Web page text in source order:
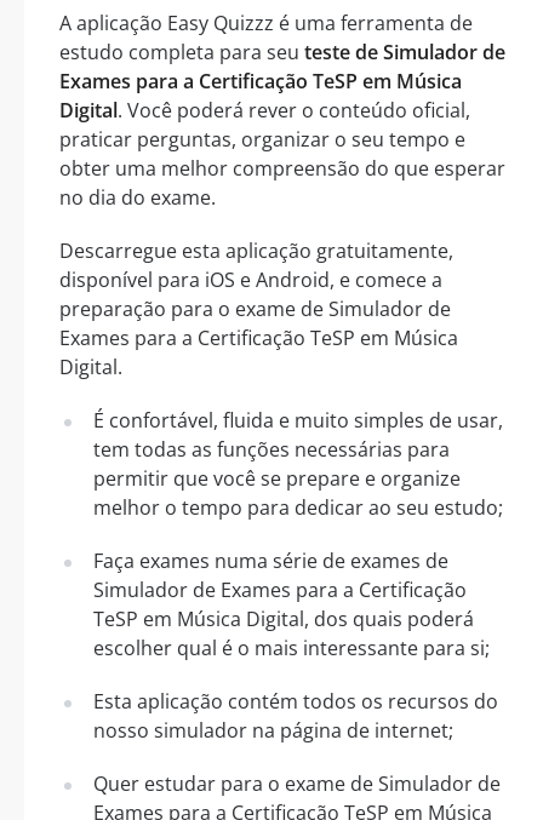
A aplicação Easy Quizzz é uma ferramenta de
estudo completa para seu teste de Simulador de
Exames para a Certificação TeSP em Música
Digital. Você poderá rever o conteúdo oficial,
praticar perguntas, organizar o seu tempo e
obter uma melhor compreensão do que esperar
no dia do exame.
Descarregue esta aplicação gratuitamente,
disponível para iOS e Android, e comece a
preparação para o exame de Simulador de
Exames para a Certificação TeSP em Música
Digital.
É confortável, fluida e muito simples de usar,
tem todas as funções necessárias para
permitir que você se prepare e organize
melhor o tempo para dedicar ao seu estudo;
Faça exames numa série de exames de
Simulador de Exames para a Certificação
TeSP em Música Digital, dos quais poderá
escolher qual é o mais interessante para si;
Esta aplicação contém todos os recursos do
nosso simulador na página de internet;
Quer estudar para o exame de Simulador de
Exames para a Certificação TeSP em Música